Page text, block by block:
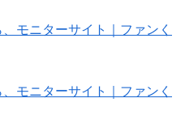
モニターサイト｜ファンく
モニターサイト｜ファンく